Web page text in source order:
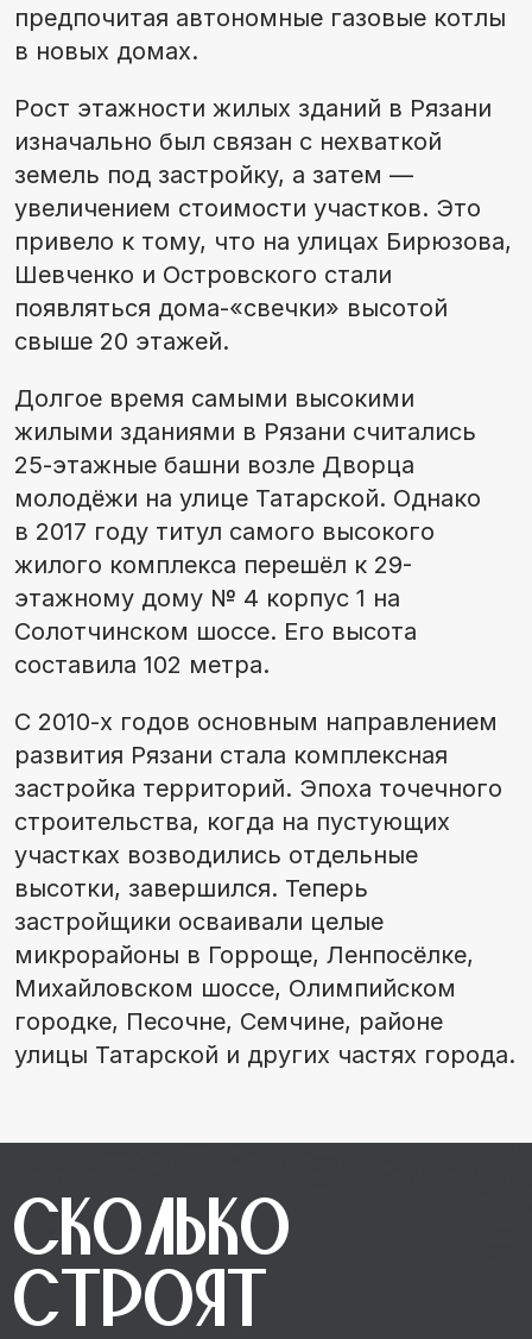
предпочитая автономные газовые котлы
в новых домах.
Рост этажности жилых зданий в Рязани
изначально был связан с нехваткой
земель под застройку, а затем —
увеличением стоимости участков. Это
привело к тому, что на улицах Бирюзова,
Шевченко и Островского стали
появляться дома-«свечки» высотой
свыше 20 этажей.
Долгое время самыми высокими
жилыми зданиями в Рязани считались
25-этажные башни возле Дворца
молодёжи на улице Татарской. Однако
в 2017 году титул самого высокого
жилого комплекса перешёл к 29-
этажному дому № 4 корпус 1 на
Солотчинском шоссе. Его высота
составила 102 метра.
С 2010-х годов основным направлением
развития Рязани стала комплексная
застройка территорий. Эпоха точечного
строительства, когда на пустующих
участках возводились отдельные
высотки, завершился. Теперь
застройщики осваивали целые
микрорайоны в Горроще, Ленпосёлке,
Михайловском шоссе, Олимпийском
городке, Песочне, Семчине, районе
улицы Татарской и других частях города.
Сколько
строят